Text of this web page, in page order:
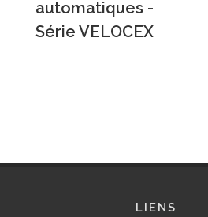
automatiques -
Série VELOCEX
LIENS